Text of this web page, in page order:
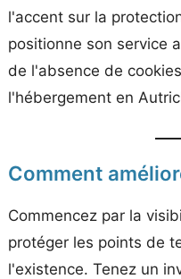
l'accent sur la
positionne son service
de l'absence de
l'hébergement en
Comment
Commencez par la
protéger les points de
l'existence. Tenez un